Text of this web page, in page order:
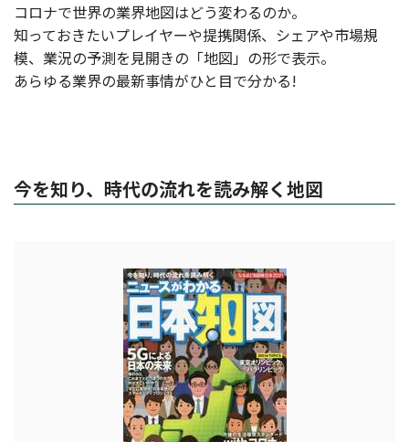
コロナで世界の業界地図はどう変わるのか。
知っておきたいプレイヤーや提携関係、シェアや市場規
模、業況の予測を見開きの「地図」の形で表示。
あらゆる業界の最新事情がひと目で分かる!
今を知り、時代の流れを読み解く地図